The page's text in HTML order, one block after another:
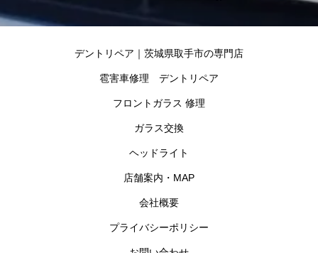
デントリペア｜茨城県取手市の専門店
雹害車修理 デントリペア
フロントガラス 修理
ガラス交換
ヘッドライト
店舗案内・MAP
会社概要
プライバシーポリシー